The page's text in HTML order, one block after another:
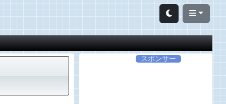
スポンサー